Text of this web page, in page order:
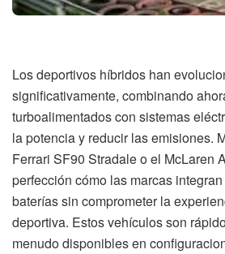
Los deportivos híbridos han
significativamente, combinando
turboalimentados con sistemas
la potencia y reducir las emisiones.
Ferrari SF90 Stradale o el McLaren
perfección cómo las marcas
baterías sin comprometer la
deportiva. Estos vehículos son
menudo disponibles en